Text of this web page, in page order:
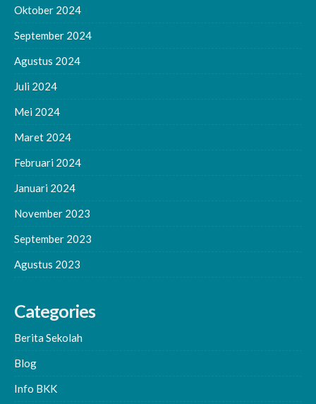
Oktober 2024
September 2024
Agustus 2024
Juli 2024
Mei 2024
Maret 2024
Februari 2024
Januari 2024
November 2023
September 2023
Agustus 2023
Categories
Berita Sekolah
Blog
Info BKK